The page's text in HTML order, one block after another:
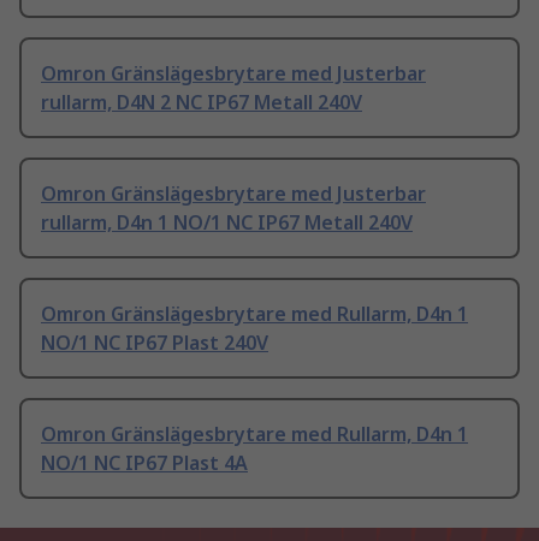
Omron Gränslägesbrytare med Justerbar
rullarm, D4N 2 NC IP67 Metall 240V
Omron Gränslägesbrytare med Justerbar
rullarm, D4n 1 NO/1 NC IP67 Metall 240V
Omron Gränslägesbrytare med Rullarm, D4n 1
NO/1 NC IP67 Plast 240V
Omron Gränslägesbrytare med Rullarm, D4n 1
NO/1 NC IP67 Plast 4A